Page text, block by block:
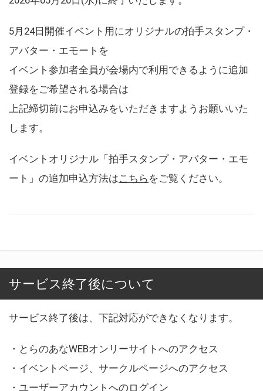
5月24日開催イベント用にオリジナルの拍手スタンプ・
アバター・エモートを
イベント参加者全員が会場内で利用できるように追加
登録をご希望される場合は
上記締切前にお申込みをいただきますようお願いいた
します。
イベントオリジナル「拍手スタンプ・アバター・エモ
ート」の追加申込方法はこちら をご覧ください。
サービス終了後について
サービス終了後は、下記対応ができなくなります。
・とらのあなWEBオンリーサイトへのアクセス
・イベントページ、サークルページへのアクセス
・ユーザーアカウントへのログイン